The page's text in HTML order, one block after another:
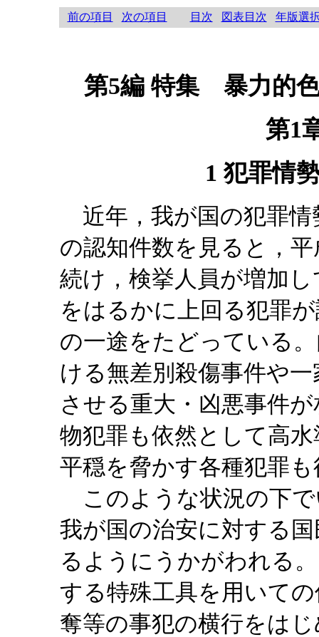
前の項目 次の項目 目次 図表目次 年版選
第5編 特集 暴力的
第1
1 犯罪情
近年，我が国の犯罪情
の認知件数を見ると，
続け，検挙人員が増加
をはるかに上回る犯罪
の一途をたどっている
ける無差別殺傷事件や
させる重大・凶悪事件
物犯罪も依然として高
平穏を脅かす各種犯罪
このような状況の下で
我が国の治安に対する
るようにうかがわれる
する特殊工具を用いて
奪等の事犯の横行をは